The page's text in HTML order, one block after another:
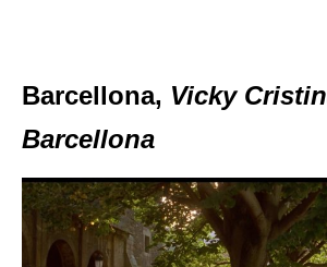
Barcellona, Vicky
Barcellona